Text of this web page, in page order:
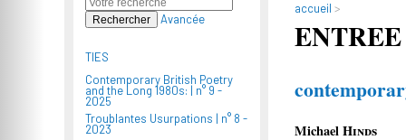
accueil >
ENTREE
MichaelHinds
Avancée
TIES
Contemporary British Poetry
and the Long 1980s: | n° 9 -
2025
Troublantes Usurpations | n° 8 -
2023